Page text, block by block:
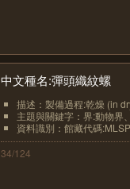
中文種名:彈頭織紋螺
描述：製備過程:乾燥 (in
主題與關鍵字：界:動物界
資料識別：館藏代碼
34/124